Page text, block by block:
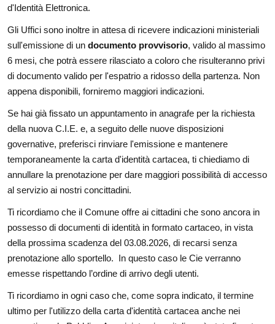
d'Identità Elettronica.
Gli Uffici sono inoltre in attesa di ricevere indicazioni ministeriali
sull'emissione di un documento provvisorio, valido al massimo
6 mesi, che potrà essere rilasciato a coloro che risulteranno privi
di documento valido per l'espatrio a ridosso della partenza. Non
appena disponibili, forniremo maggiori indicazioni.
Se hai già fissato un appuntamento in anagrafe per la richiesta
della nuova C.I.E. e, a seguito delle nuove disposizioni
governative, preferisci rinviare l'emissione e mantenere
temporaneamente la carta d'identità cartacea, ti chiediamo di
annullare la prenotazione per dare maggiori possibilità di accesso
al servizio ai nostri concittadini.
Ti ricordiamo che il Comune offre ai cittadini che sono ancora in
possesso di documenti di identità in formato cartaceo, in vista
della prossima scadenza del 03.08.2026, di recarsi senza
prenotazione allo sportello. In questo caso le Cie verranno
emesse rispettando l’ordine di arrivo degli utenti.
Ti ricordiamo in ogni caso che, come sopra indicato, il termine
ultimo per l'utilizzo della carta d'identità cartacea anche nei